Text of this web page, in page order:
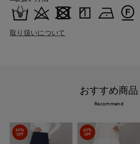
取り扱いについて
おすすめ商品
Recommend
60%
OFF
60%
OFF